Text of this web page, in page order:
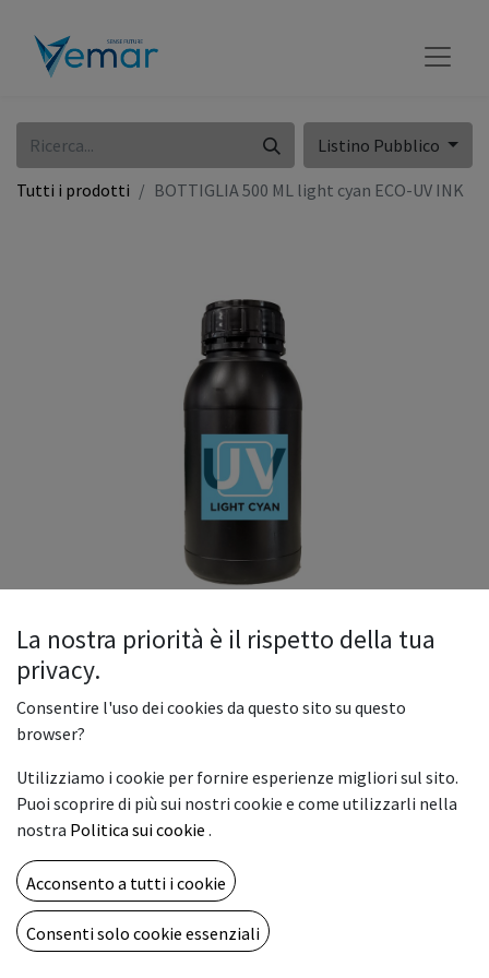
Listino Pubblico
Tutti i prodotti BOTTIGLIA 500 ML light cyan ECO-UV INK
BOTTIGLIA 500 ML light cyan ECO-
UV INK
Capacità: bottiglie da 500ml
Il nostro inchiostro di qualità estremamente elevata,
La nostra priorità è il rispetto della tua
privacy.
Consentire l'uso dei cookies da questo sito su questo
browser?
Utilizziamo i cookie per fornire esperienze migliori sul sito.
Puoi scoprire di più sui nostri cookie e come utilizzarli nella
nostra Politica sui cookie .
Acconsento a tutti i cookie
Consenti solo cookie essenziali